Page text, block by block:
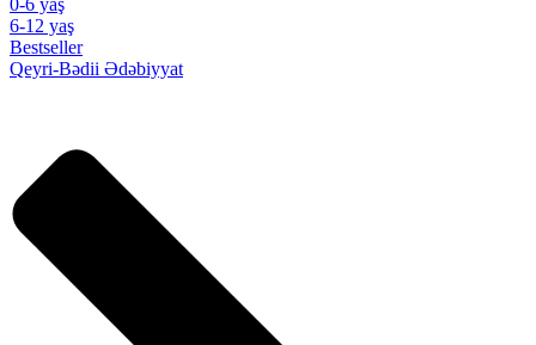
0-6 yaş
6-12 yaş
Bestseller
Qeyri-Bədii Ədəbiyyat